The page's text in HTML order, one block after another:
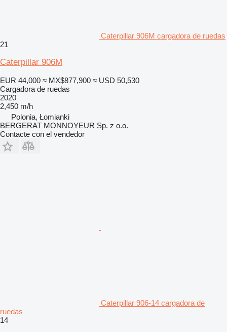
Caterpillar 906M cargadora de ruedas
21
Caterpillar 906M
EUR 44,000 ≈ MX$877,900 ≈ USD 50,530
Cargadora de ruedas
2020
2,450 m/h
Polonia, Łomianki
BERGERAT MONNOYEUR Sp. z o.o.
Contacte con el vendedor
Caterpillar 906-14 cargadora de
ruedas
14